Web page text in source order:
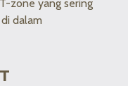
zone yang sering
dalam